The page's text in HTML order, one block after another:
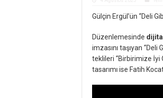
Gülçin Ergül’ün “Deli
Düzenlemesinde
imzasını taşıyan “Deli
teklileri “Birbirimize İyi
tasarımı ise Fatih